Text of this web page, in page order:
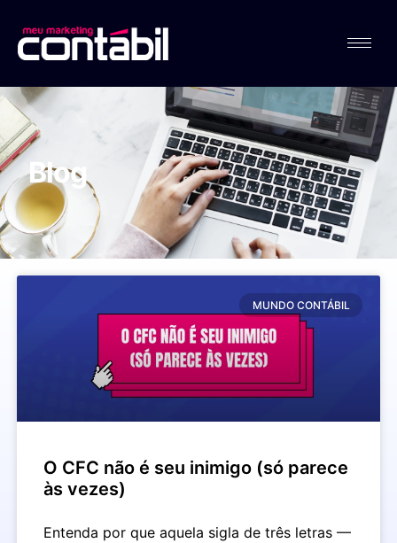
Blog
MUNDO CONTÁBIL
O CFC não é seu inimigo (só parece
às vezes)
Entenda por que aquela sigla de três letras —